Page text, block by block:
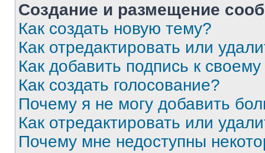
Создание и размещение
Как создать новую тему?
Как отредактировать или
Как добавить подпись к
Как создать голосование?
Почему я не могу добавить
Как отредактировать или
Почему мне недоступны